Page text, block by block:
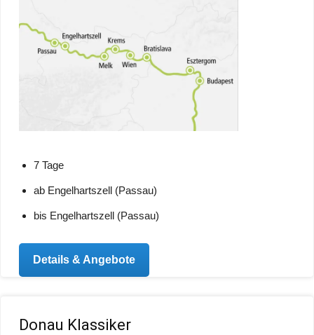
7 Tage
ab Engelhartszell (Passau)
bis Engelhartszell (Passau)
Details & Angebote
Donau Klassiker